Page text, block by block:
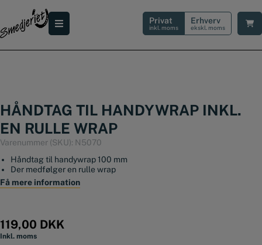
indholdet
Privat
inkl. moms
Erhverv
ekskl. moms
HÅNDTAG TIL HANDYWRAP INKL.
EN RULLE WRAP
Varenummer (SKU): N5070
Håndtag til handywrap 100 mm
Der medfølger en rulle wrap
Få mere information
119,00 DKK
Inkl. moms